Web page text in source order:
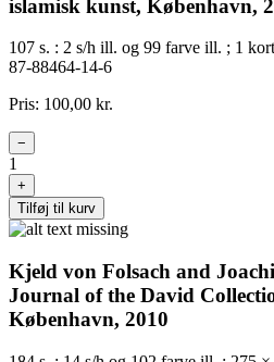
islamisk kunst, København,
107 s. : 2 s/h ill. og 99 farve ill. ; 1
87-88464-14-6
Pris: 100,00 kr.
−
1
+
Tilføj til kurv
Kjeld von Folsach and
Journal of the David
København, 2010